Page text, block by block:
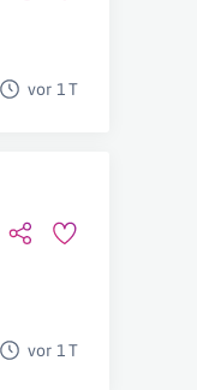
vor 1 T
vor 1 T